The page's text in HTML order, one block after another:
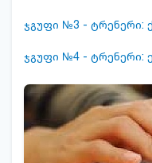
ჯგუფი №3 - ტრენერი:
ჯგუფი №4 - ტრენერი: